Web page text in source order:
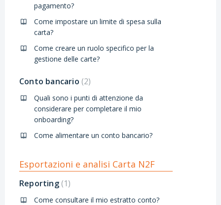
pagamento?
Come impostare un limite di spesa sulla
carta?
Come creare un ruolo specifico per la
gestione delle carte?
Conto bancario 2
Quali sono i punti di attenzione da
considerare per completare il mio
onboarding?
Come alimentare un conto bancario?
Esportazioni e analisi Carta N2F
Reporting 1
Come consultare il mio estratto conto?